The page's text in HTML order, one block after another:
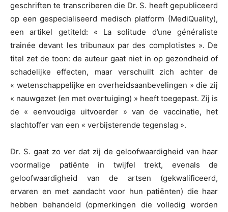
geschriften te transcriberen die Dr. S. heeft gepubliceerd
op een gespecialiseerd medisch platform (MediQuality),
een artikel getiteld: « La solitude d’une généraliste
trainée devant les tribunaux par des complotistes ». De
titel zet de toon: de auteur gaat niet in op gezondheid of
schadelijke effecten, maar verschuilt zich achter de
« wetenschappelijke en overheidsaanbevelingen » die zij
« nauwgezet (en met overtuiging) » heeft toegepast. Zij is
de « eenvoudige uitvoerder » van de vaccinatie, het
slachtoffer van een « verbijsterende tegenslag ».
Dr. S. gaat zo ver dat zij de geloofwaardigheid van haar
voormalige patiënte in twijfel trekt, evenals de
geloofwaardigheid van de artsen (gekwalificeerd,
ervaren en met aandacht voor hun patiënten) die haar
hebben behandeld (opmerkingen die volledig worden